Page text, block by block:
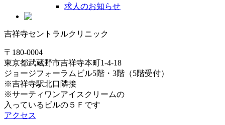
求人のお知らせ
吉祥寺セントラルクリニック
〒180-0004
東京都武蔵野市吉祥寺本町1-4-18
ジョージフォーラムビル5階・3階（5階受付）
※吉祥寺駅北口隣接
※サーティワンアイスクリームの
入っているビルの５Ｆです
アクセス